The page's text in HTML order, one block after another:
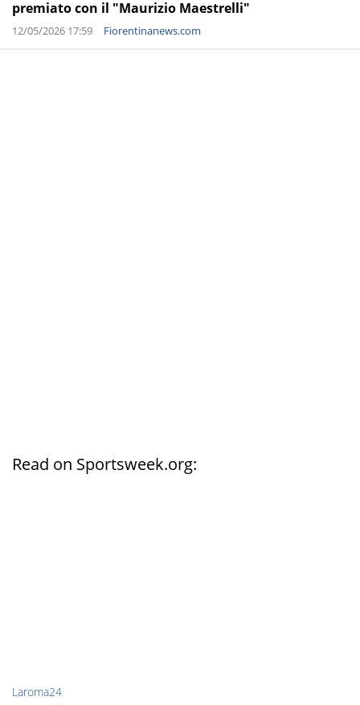
premiato con il "Maurizio Maestrelli"
12/05/2026 17:59 Fiorentinanews.com
Read on Sportsweek.org:
Laroma24